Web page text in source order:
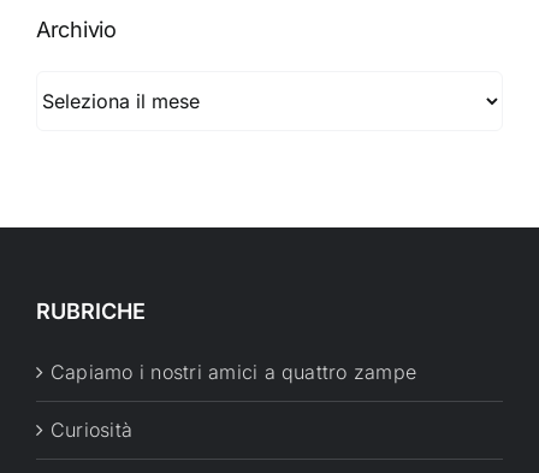
Archivio
RUBRICHE
Capiamo i nostri amici a quattro zampe
Curiosità